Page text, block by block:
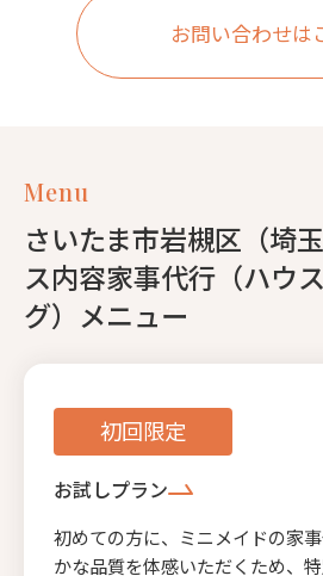
お問い合わせは
Menu
さいたま市岩槻区（埼
ス内容家事代行（ハウ
グ）メニュー
初回限定
お試しプラン
初めての方に、ミニメイドの家
かな品質を体感いただくため、